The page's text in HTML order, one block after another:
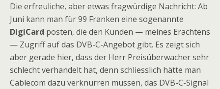
Die erfreuliche, aber etwas fragwürdige Nachricht: Ab
Juni kann man für 99 Franken eine sogenannte
DigiCard posten, die den Kunden — meines Erachtens
— Zugriff auf das DVB-C-Angebot gibt. Es zeigt sich
aber gerade hier, dass der Herr Preisüberwacher sehr
schlecht verhandelt hat, denn schliesslich hätte man
Cablecom dazu verknurren müssen, das DVB-C-Signal